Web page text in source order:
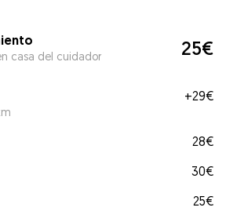
casa del cuidador 25€
+29€
28€
30€
25€